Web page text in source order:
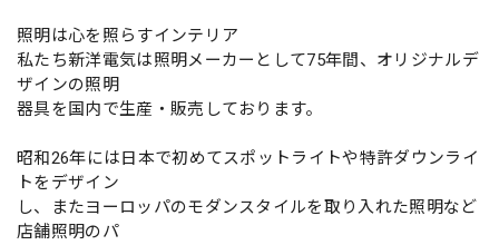
照明は心を照らすインテリア
私たち新洋電気は照明メーカーとして75年間、オリジナルデ
ザインの照明
器具を国内で生産・販売しております。
昭和26年には日本で初めてスポットライトや特許ダウンライ
トをデザイン
し、またヨーロッパのモダンスタイルを取り入れた照明など
店舗照明のパ